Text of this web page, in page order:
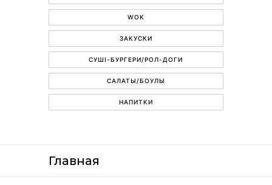
WOK
ЗАКУСКИ
СУШІ-БУРГЕРИ/РОЛ-ДОГИ
САЛАТЫ/БОУЛЫ
НАПИТКИ
Главная